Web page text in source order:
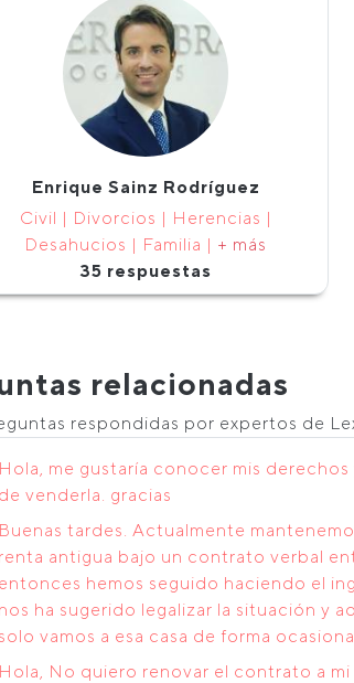
Enrique Sainz Rodríguez
Civil | Divorcios | Herencias |
Desahucios | Familia | + más
35 respuestas
relacionadas
respondidas por expertos de
Hola, me gustaría conocer mis
de venderla. gracias
Buenas tardes. Actualmente
renta antigua bajo un contrato verbal
entonces hemos seguido haciendo el
nos ha sugerido legalizar la situación y
solo vamos a esa casa de forma
Hola, No quiero renovar el contrato a